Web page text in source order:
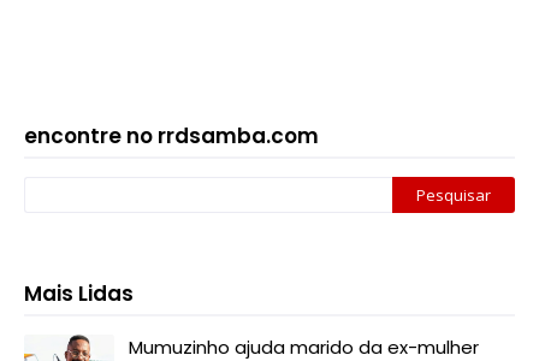
encontre no rrdsamba.com
Mais Lidas
Mumuzinho ajuda marido da ex-mulher